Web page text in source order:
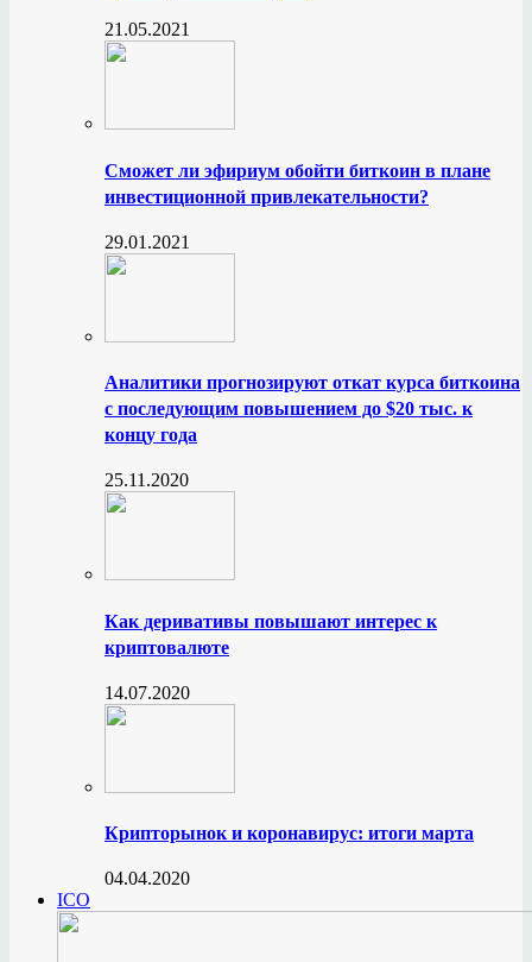
21.05.2021
Сможет ли эфириум обойти биткоин в плане
инвестиционной привлекательности?
29.01.2021
Аналитики прогнозируют откат курса биткоина
с последующим повышением до $20 тыс. к
концу года
25.11.2020
Как деривативы повышают интерес к
криптовалюте
14.07.2020
Крипторынок и коронавирус: итоги марта
04.04.2020
ICO